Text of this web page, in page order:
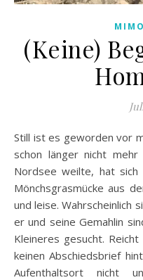
(Keine)
Still ist es geworden vor meinem Fenster. Der Zilpzalp war
schon länger nicht
Nordsee weilte, hat sich
Mönchsgrasmücke aus
und leise. Wahrscheinlich
er und seine Gemahlin
Kleineres gesucht.
keinen Abschiedsbrief
Aufenthaltsort nicht